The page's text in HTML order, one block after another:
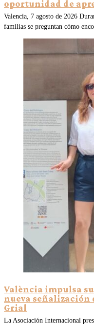
oportunidad de
Valencia, 7 agosto de 2026
familias se preguntan cómo
València impulsa
nueva señalización
Grial
La Asociación Internacional